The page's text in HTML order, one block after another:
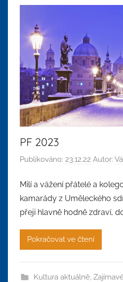
PF 2023
Publikováno: 23.12.22 Autor:
Milí a vážení přátelé a
kamarády z Uměleckého
přeji hlavně hodně zdraví,
Pokračovat ve čtení
Kultura aktuálně,